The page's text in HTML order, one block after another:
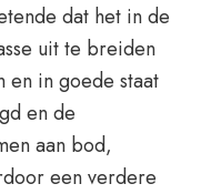
dat het in de
uit te breiden
en in goede staat
en de
aan bod,
een verdere